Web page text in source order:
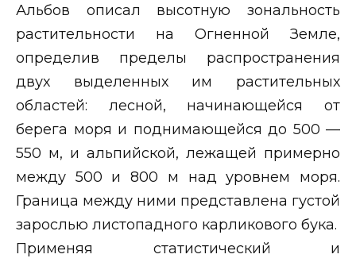
Альбов описал высотную зональность
растительности на Огненной Земле,
определив пределы распространения
двух выделенных им растительных
областей: лесной, начинающейся от
берега моря и поднимающейся до 500 —
550 м, и альпийской, лежащей примерно
между 500 и 800 м над уровнем моря.
Граница между ними представлена густой
зарослью листопадного карликового бука.
Применяя статистический и